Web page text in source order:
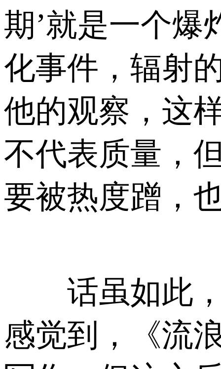
期’就是一个
化事件，辐射
他的观察，这
不代表质量，
要被热度蹭，
话虽如此，
感觉到，《流